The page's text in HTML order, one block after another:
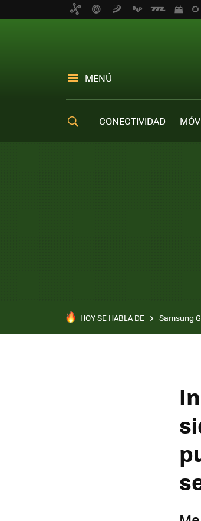
MENÚ
CONECTIVIDAD
HOY SE HABLA DE Samsung